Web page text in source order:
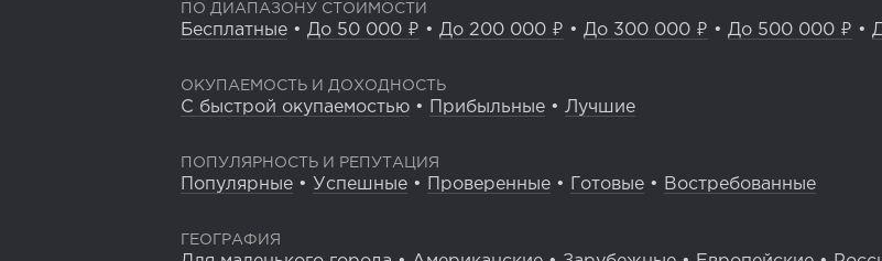
ПО ДИАПАЗОНУ СТОИМОСТИ
Бесплатные • До 50 000 ₽ • До 200 000 ₽ • До 300 000 ₽ • До 500 000 ₽ •
ОКУПАЕМОСТЬ И ДОХОДНОСТЬ
С быстрой окупаемостью • Прибыльные • Лучшие
ПОПУЛЯРНОСТЬ И РЕПУТАЦИЯ
Популярные • Успешные • Проверенные • Готовые • Востребованные
ГЕОГРАФИЯ